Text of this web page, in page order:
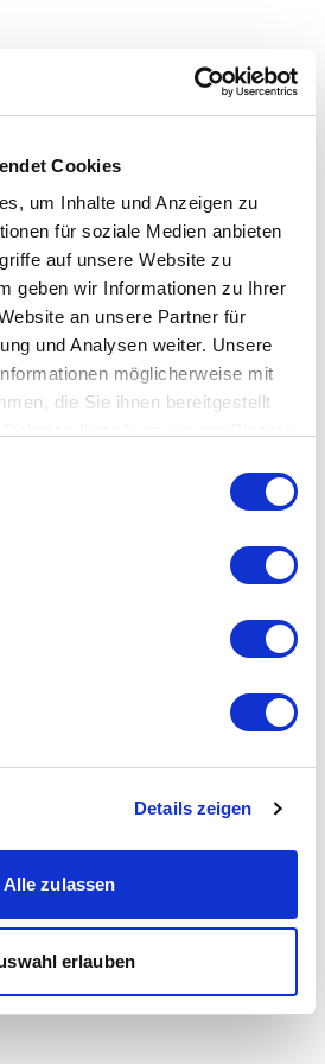
Cookies
um Inhalte und Anzeigen zu
für soziale Medien anbieten
auf unsere Website zu
geben wir Informationen zu Ihrer
an unsere Partner für
und Analysen weiter. Unsere
möglicherweise mit
die Sie ihnen bereitgestellt
Details zeigen
Alle zulassen
erlauben